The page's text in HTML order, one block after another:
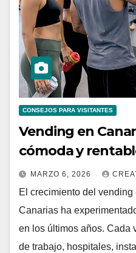
CONSEJOS PARA VISITANTES
Vending en
cómoda y
MARZO 6, 2026
El crecimiento del
Canarias ha
en los últimos años. Cada
de trabajo, hospitales,